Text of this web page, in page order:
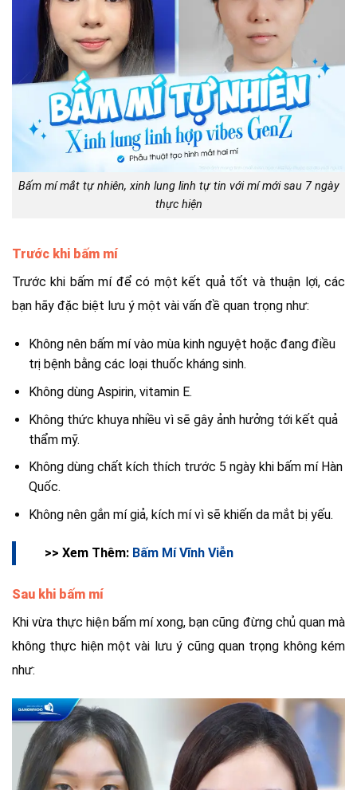
Bấm mí mắt tự nhiên, xinh lung linh tự tin với mí mới sau 7 ngày
thực hiện
Trước khi bấm mí
Trước khi bấm mí để có một kết quả tốt và thuận lợi, các
bạn hãy đặc biệt lưu ý một vài vấn đề quan trọng như:
Không nên bấm mí vào mùa kinh nguyệt hoặc đang điều
trị bệnh bằng các loại thuốc kháng sinh.
Không dùng Aspirin, vitamin E.
Không thức khuya nhiều vì sẽ gây ảnh hưởng tới kết quả
thẩm mỹ.
Không dùng chất kích thích trước 5 ngày khi bấm mí Hàn
Quốc.
Không nên gắn mí giả, kích mí vì sẽ khiến da mắt bị yếu.
>> Xem Thêm: Bấm Mí Vĩnh Viễn
Sau khi bấm mí
Khi vừa thực hiện bấm mí xong, bạn cũng đừng chủ quan mà
không thực hiện một vài lưu ý cũng quan trọng không kém
như: